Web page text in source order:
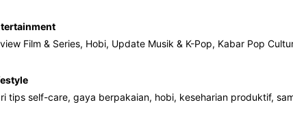
Film & Series, Hobi, Update Musik & K-Pop, Kabar Pop
tips self-care, gaya berpakaian, hobi, keseharian produktif,